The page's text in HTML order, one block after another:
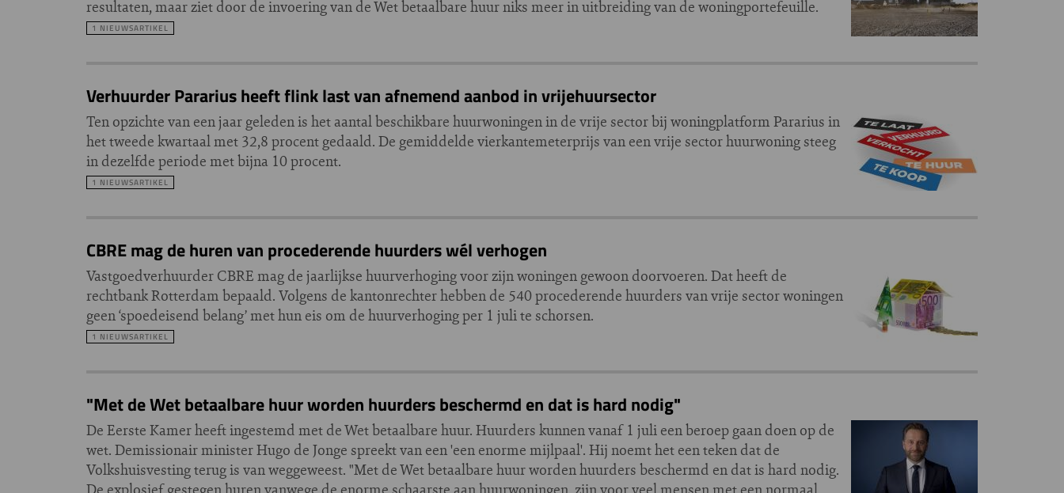
resultaten, maar ziet door de invoering van de Wet betaalbare huur niks meer in uitbreiding van de woningportefeuille.
1 NIEUWSARTIKEL
Verhuurder Pararius heeft flink last van afnemend aanbod in vrijehuursector
Ten opzichte van een jaar geleden is het aantal beschikbare huurwoningen in de vrije sector bij woningplatform Pararius in
het tweede kwartaal met 32,8 procent gedaald. De gemiddelde vierkantemeterprijs van een vrije sector huurwoning steeg
in dezelfde periode met bijna 10 procent.
1 NIEUWSARTIKEL
CBRE mag de huren van procederende huurders wél verhogen
Vastgoedverhuurder CBRE mag de jaarlijkse huurverhoging voor zijn woningen gewoon doorvoeren. Dat heeft de
rechtbank Rotterdam bepaald. Volgens de kantonrechter hebben de 540 procederende huurders van vrije sector woningen
geen ‘spoedeisend belang’ met hun eis om de huurverhoging per 1 juli te schorsen.
1 NIEUWSARTIKEL
"Met de Wet betaalbare huur worden huurders beschermd en dat is hard nodig"
De Eerste Kamer heeft ingestemd met de Wet betaalbare huur. Huurders kunnen vanaf 1 juli een beroep gaan doen op de
wet. Demissionair minister Hugo de Jonge spreekt van een 'een enorme mijlpaal'. Hij noemt het een teken dat de
Volkshuisvesting terug is van weggeweest. "Met de Wet betaalbare huur worden huurders beschermd en dat is hard nodig.